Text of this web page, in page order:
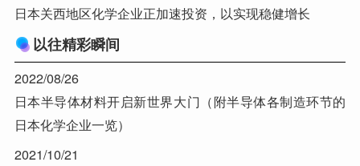
日本关西地区化学企业正加速投资，以实现稳健增长
以往精彩瞬间
2022/08/26
日本半导体材料开启新世界大门（附半导体各制造环节的
日本化学企业一览）
2021/10/21